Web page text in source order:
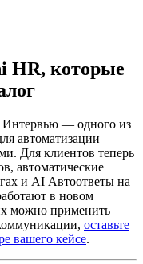
HR, которые
Интервью — одного из
автоматизации
Для клиентов теперь
автоматические
и AI Автоответы на
в новом
можно применить
оставьте
вашего кейсе.